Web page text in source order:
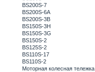
BS200S-7
BS200S-6A
BS200S-3B
BS150S-3H
BS150S-3G
BS150S-2
BS125S-2
BS110S-17
BS110S-2
Моторная колесная тележка